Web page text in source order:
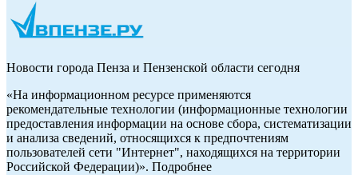
Новости города Пенза и Пензенской области сегодня
«На информационном ресурсе применяются
рекомендательные технологии (информационные технологии
предоставления информации на основе сбора, систематизации
и анализа сведений, относящихся к предпочтениям
пользователей сети "Интернет", находящихся на территории
Российской Федерации)». Подробнее